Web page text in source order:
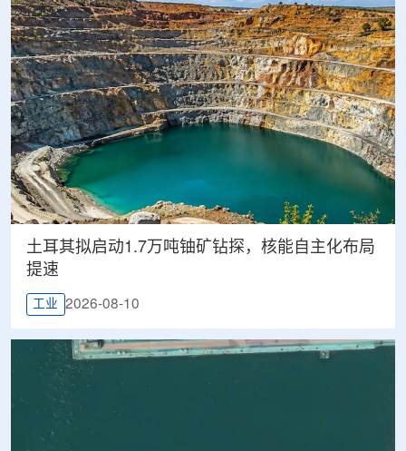
土耳其拟启动1.7万吨铀矿钻探，核能自主化布局
提速
工业 2026-08-10